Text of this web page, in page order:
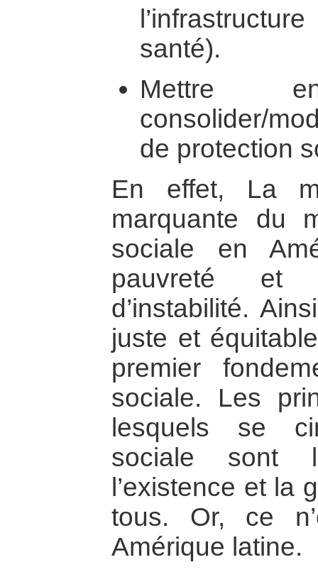
santé).
Mettre
consolider/
de protection
En effet, La
marquante du
sociale en
pauvreté et
d’instabilité.
juste et
premier
sociale. Les
lesquels se
sociale sont
l’existence et la
tous. Or, ce
Amérique latine.